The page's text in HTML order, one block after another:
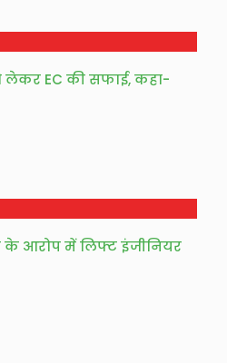
EC की सफाई, कहा-
के आरोप में लिफ्ट इंजीनियर